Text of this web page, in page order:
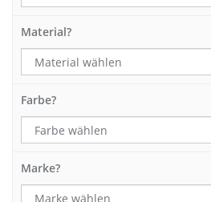
Material?
Farbe?
Marke?